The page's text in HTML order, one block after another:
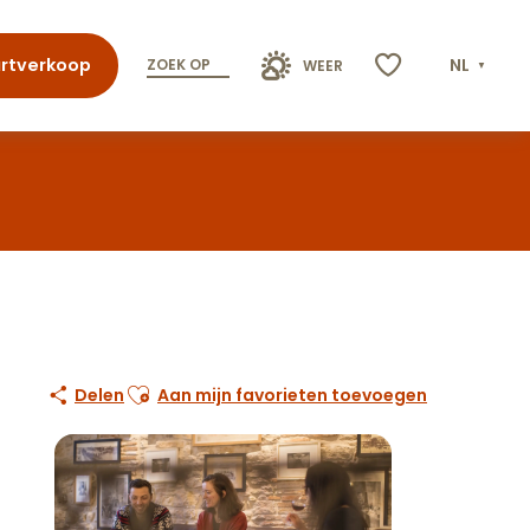
ZOEK OP WEER NL
Delen Ajouter aux favoris
Aan mijn favorieten toevoegen